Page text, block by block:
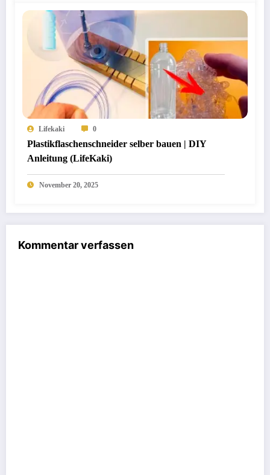
Lifekaki 0
Plastikflaschenschneider selber bauen | DIY
Anleitung (LifeKaki)
November 20, 2025
Kommentar verfassen